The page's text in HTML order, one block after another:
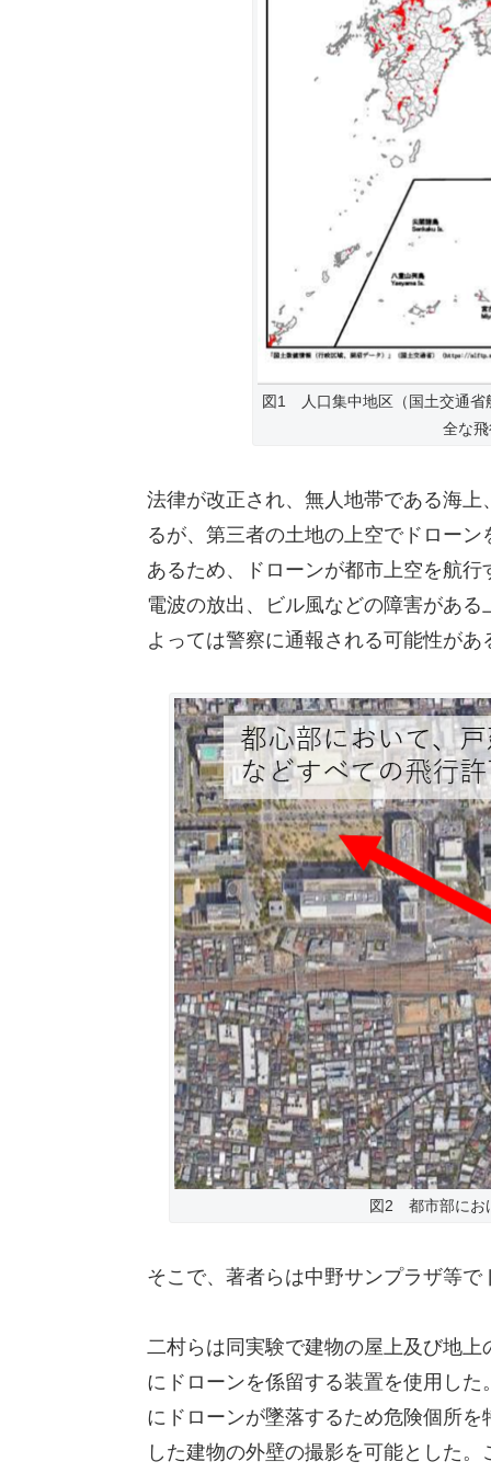
図1 人口集中地区（国土交通省
全な
法律が改正され、無人地帯である海
るが、第三者の土地の上空でドロー
あるため、ドローンが都市上空を航
電波の放出、ビル風などの障害があ
よっては警察に通報される可能性が
図2 都市部にお
そこで、著者らは中野サンプラザ等
二村らは同実験で建物の屋上及び地
にドローンを係留する装置を使用し
にドローンが墜落するため危険個所
した建物の外壁の撮影を可能とした